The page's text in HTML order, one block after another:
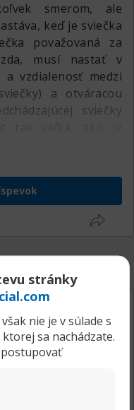
stránky
nie je v súlade s
sa nachádzate.
smerom, ale
keď je sviečka
považovaná za
musí nastať v
vzdialenosť medzi
a otváracou
sviečky
(Bearish/Bullish
formáciou,